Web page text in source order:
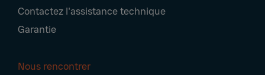
Contactez l'assistance technique
Garantie
Nous rencontrer